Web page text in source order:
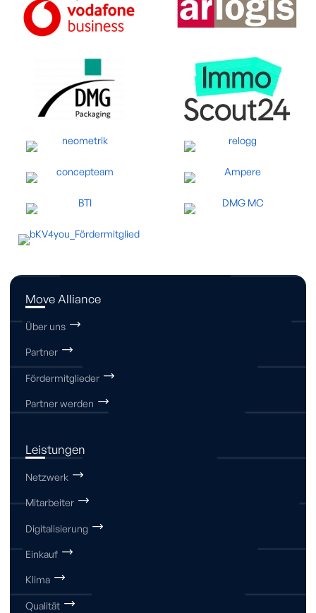
Move Alliance
Über uns
Partner
Fördermitglieder
Partner werden
Leistungen
Netzwerk
Mitarbeiter
Digitalisierung
Einkauf
Klima
Qualität